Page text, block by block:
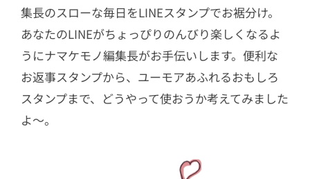
集長のスローな毎日をLINEスタンプでお裾分け。
あなたのLINEがちょっぴりのんびり楽しくなるよ
うにナマケモノ編集長がお手伝いします。便利な
お返事スタンプから、ユーモアあふれるおもしろ
スタンプまで、どうやって使おうか考えてみました
よ〜。